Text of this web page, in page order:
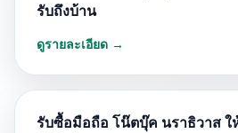
รับถึงบ้าน
ดูรายละเอียด →
รับซื้อมือถือ โน๊ตบุ๊ค นราธิวาส ใ